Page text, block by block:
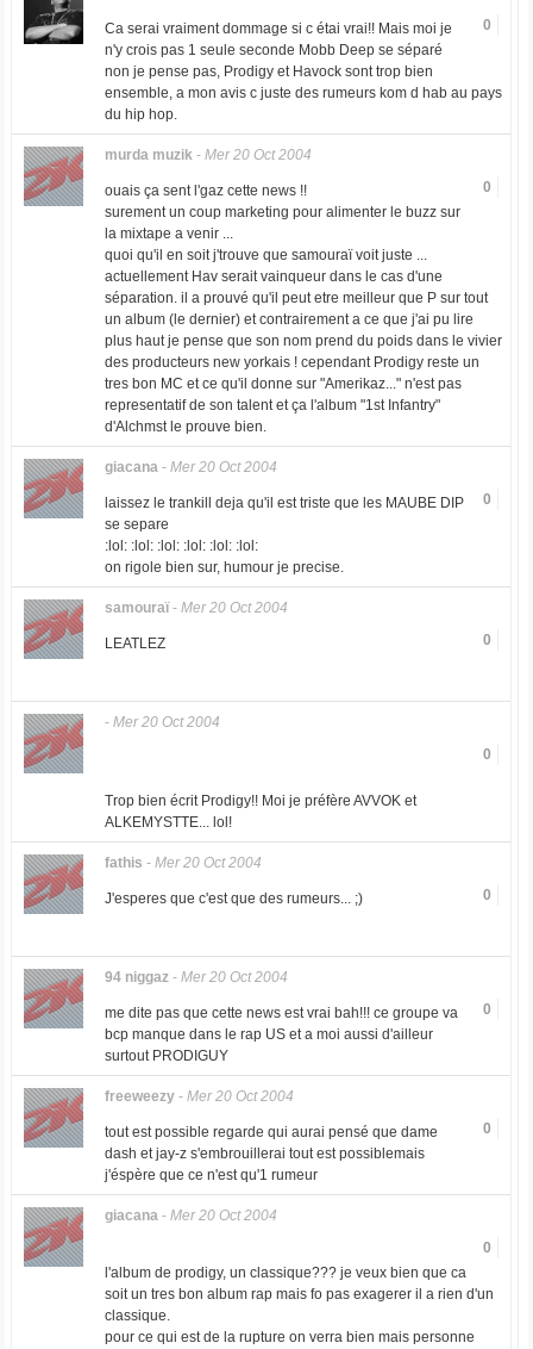
0
Ca serai vraiment dommage si c étai vrai!! Mais moi je
n'y crois pas 1 seule seconde Mobb Deep se séparé
non je pense pas, Prodigy et Havock sont trop bien
ensemble, a mon avis c juste des rumeurs kom d hab au pays
du hip hop.
murda muzik- Mer 20 Oct 2004
0
ouais ça sent l'gaz cette news !!
surement un coup marketing pour alimenter le buzz sur
la mixtape a venir ...
quoi qu'il en soit j'trouve que samouraï voit juste ...
actuellement Hav serait vainqueur dans le cas d'une
séparation. il a prouvé qu'il peut etre meilleur que P sur tout
un album (le dernier) et contrairement a ce que j'ai pu lire
plus haut je pense que son nom prend du poids dans le vivier
des producteurs new yorkais ! cependant Prodigy reste un
tres bon MC et ce qu'il donne sur "Amerikaz..." n'est pas
representatif de son talent et ça l'album "1st Infantry"
d'Alchmst le prouve bien.
giacana- Mer 20 Oct 2004
0
laissez le trankill deja qu'il est triste que les MAUBE DIP
se separe
:lol: :lol: :lol: :lol: :lol: :lol:
on rigole bien sur, humour je precise.
samouraï- Mer 20 Oct 2004
0
LEATLEZ
- Mer 20 Oct 2004
0
Trop bien écrit Prodigy!! Moi je préfère AVVOK et
ALKEMYSTTE... lol!
fathis - Mer 20 Oct 2004
0
J'esperes que c'est que des rumeurs... ;)
94 niggaz- Mer 20 Oct 2004
0
me dite pas que cette news est vrai bah!!! ce groupe va
bcp manque dans le rap US et a moi aussi d'ailleur
surtout PRODIGUY
freeweezy- Mer 20 Oct 2004
0
tout est possible regarde qui aurai pensé que dame
dash et jay-z s'embrouillerai tout est possiblemais
j'éspère que ce n'est qu'1 rumeur
giacana- Mer 20 Oct 2004
0
l'album de prodigy, un classique??? je veux bien que ca
soit un tres bon album rap mais fo pas exagerer il a rien d'un
classique.
pour ce qui est de la rupture on verra bien mais personne